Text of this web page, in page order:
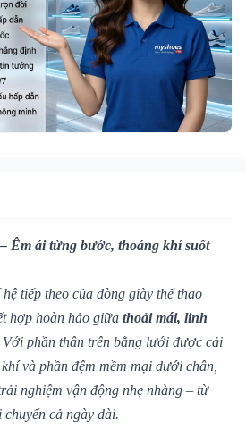
Êm ái từng bước, thoáng khí suốt
hệ tiếp theo của dòng giày thể thao
hợp hoàn hảo giữa thoải mái, linh
Với phần thân trên bằng lưới được cải
và phần đệm mềm mại dưới chân,
nghiệm vận động nhẹ nhàng – từ
cả ngày dài.